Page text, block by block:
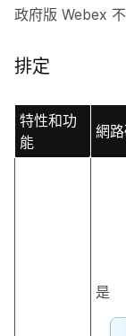
政府版 Webex
排定
特性和功
能
網
是